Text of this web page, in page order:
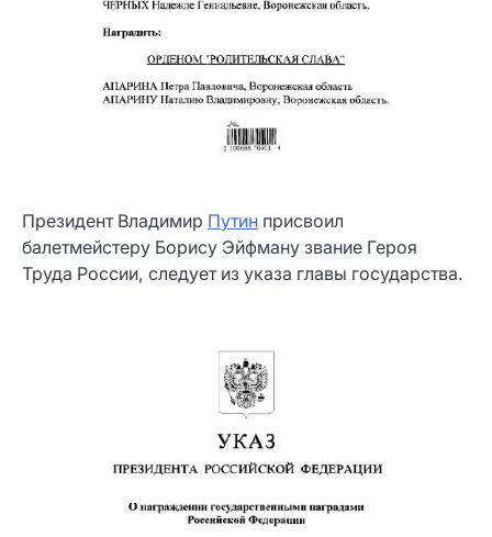
Президент Владимир Путин присвоил
балетмейстеру Борису Эйфману звание Героя
Труда России, следует из указа главы государства.